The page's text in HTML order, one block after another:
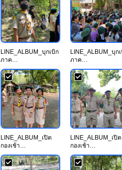
LINE_ALBUM_บุกเบิก
ภาค
ทฤษฎี_230922_20.jp
g
LINE_ALBUM_บุก
ภาค
ทฤษฎี
LINE_ALBUM_เปิด
กองเช้า
21_230922_4.jpg
LINE_ALBUM_เปิด
กองเช้า
21_230922_5.jpg